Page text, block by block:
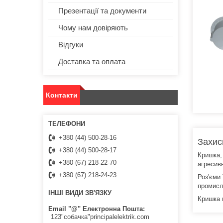
Кришка,
Роз'єми
Кришка
Презентації та документи
Чому нам довіряють
Відгуки
Доставка та оплата
Контакти
+380 (44) 500-28-16
+380 (44) 500-28-17
+380 (67) 218-22-70
+380 (67) 218-24-23
ІНШІ ВИДИ ЗВ'ЯЗКУ
Email "@" Електронна Пошта
123"собачка"principalelektrik.com